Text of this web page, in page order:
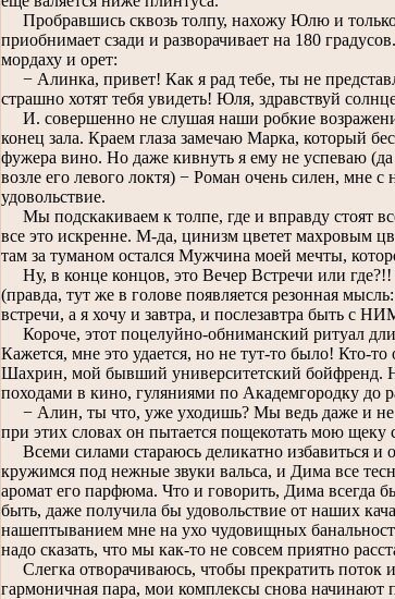
Пробравшись сквозь толпу, нахожу Юлю и только
приобнимает сзади и разворачивает на 180
мордаху и орет:
− Алинка, привет! Как я рад тебе, ты не
страшно хотят тебя увидеть! Юля, здравствуй
И. совершенно не слушая наши робкие
конец зала. Краем глаза замечаю Марка, который
фужера вино. Но даже кивнуть я ему не успеваю
возле его левого локтя) − Роман очень силен, мне с
удовольствие.
Мы подскакиваем к толпе, где и вправду стоят
все это искренне. М-да, цинизм цветет махровым
там за туманом остался Мужчина моей мечты,
Ну, в конце концов, это Вечер Встречи или где?!!
(правда, тут же в голове появляется резонная
встречи, а я хочу и завтра, и послезавтра быть с
Короче, этот поцелуйно-обниманский ритуал
Кажется, мне это удается, но не тут-то было! Кто-
Шахрин, мой бывший университетский бойфренд.
походами в кино, гуляниями по Академгородку до
− Алин, ты что, уже уходишь? Мы ведь даже и не
при этих словах он пытается пощекотать мою
Всеми силами стараюсь деликатно избавиться и
кружимся под нежные звуки вальса, и Дима все
аромат его парфюма. Что и говорить, Дима всегда
быть, даже получила бы удовольствие от наших
нашептыванием мне на ухо чудовищных
надо сказать, что мы как-то не совсем приятно
Слегка отворачиваюсь, чтобы прекратить
гармоничная пара, мои комплексы снова начинают